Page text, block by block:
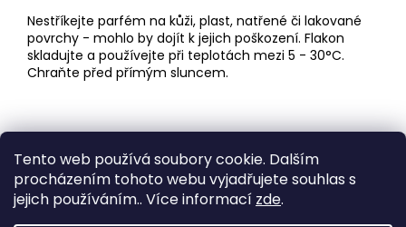
Tento web používá soubory cookie. Dalším
procházením tohoto webu vyjadřujete souhlas s
jejich používáním.. Více informací zde.
Nestříkejte parfém na kůži, plast, natřené či lakované
povrchy - mohlo by dojít k jejich poškození. Flakon
skladujte a používejte při teplotách mezi 5 - 30°C.
Chraňte před přímým sluncem.
Z
a
Medic Czech